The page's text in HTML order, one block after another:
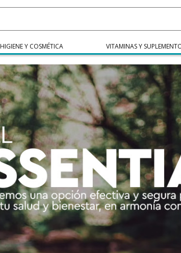
HIGIENE Y COSMÉTICA VITAMINAS Y